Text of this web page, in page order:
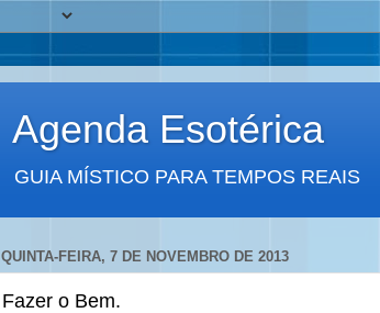
Agenda Esotérica
GUIA MÍSTICO PARA TEMPOS REAIS
QUINTA-FEIRA, 7 DE NOVEMBRO DE 2013
Fazer o Bem.